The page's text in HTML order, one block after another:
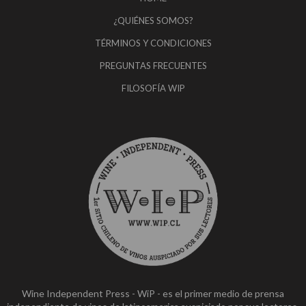
¿QUIÉNES SOMOS?
TÉRMINOS Y CONDICIONES
PREGUNTAS FRECUENTES
FILOSOFÍA WIP
Wine Independent Press - WiP - es el primer medio de prensa